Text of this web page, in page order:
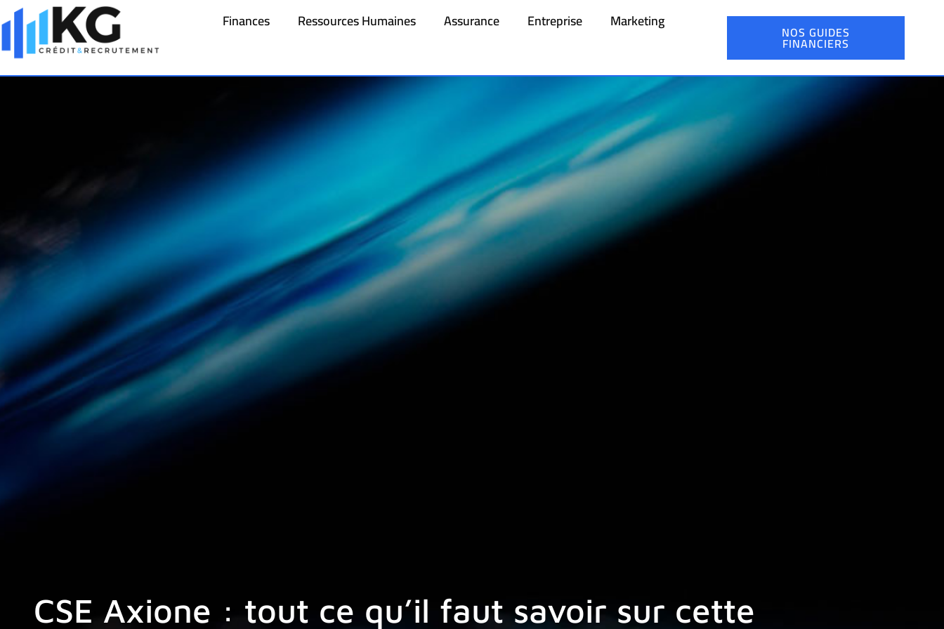
Finances Ressources Humaines Assurance Entreprise Marketing NOS GUIDES
FINANCIERS
CSE Axione : tout ce qu’il faut savoir sur cette